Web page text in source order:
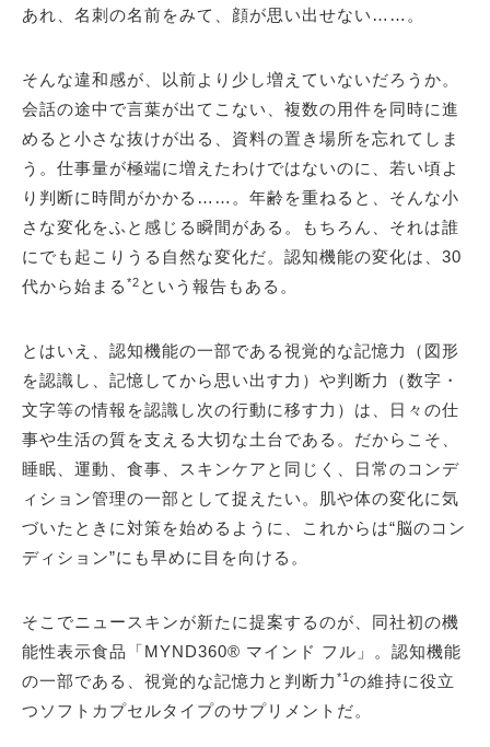
あれ、名刺の名前をみて、顔が思い出せない……。
そんな違和感が、以前より少し増えていないだろうか。
会話の途中で言葉が出てこない、複数の用件を同時に進
めると小さな抜けが出る、資料の置き場所を忘れてしま
う。仕事量が極端に増えたわけではないのに、若い頃よ
り判断に時間がかかる……。年齢を重ねると、そんな小
さな変化をふと感じる瞬間がある。もちろん、それは誰
にでも起こりうる自然な変化だ。認知機能の変化は、30
代から始まる *2 という報告もある。
とはいえ、認知機能の一部である視覚的な記憶力（図形
を認識し、記憶してから思い出す力）や判断力（数字・
文字等の情報を認識し次の行動に移す力）は、日々の仕
事や生活の質を支える大切な土台である。だからこそ、
睡眠、運動、食事、スキンケアと同じく、日常のコンデ
ィション管理の一部として捉えたい。肌や体の変化に気
づいたときに対策を始めるように、これからは“脳のコン
ディション”にも早めに目を向ける。
そこでニュースキンが新たに提案するのが、同社初の機
能性表示食品「MYND360® マインド フル」。認知機能
の一部である、視覚的な記憶力と判断力 *1 の維持に役立
つソフトカプセルタイプのサプリメントだ。